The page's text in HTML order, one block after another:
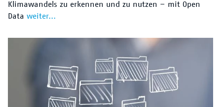
Klimawandels zu erkennen und zu nutzen – mit Open
Data weiter...